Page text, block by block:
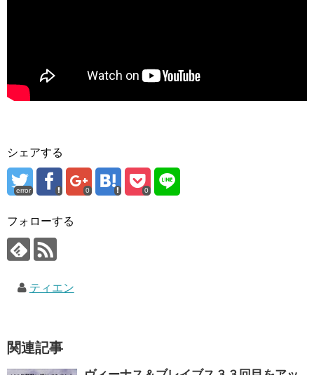
シェアする
error 0 0
フォローする
ティエン
関連記事